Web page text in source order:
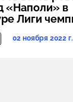
«Наполи» в
Лиги
02 ноября 2022